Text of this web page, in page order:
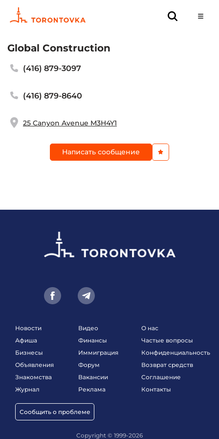
Global Construction
(416) 879-3097
(416) 879-8640
25 Canyon Avenue M3H4Y1
Написать сообщение
Новости
Афиша
Бизнесы
Объявления
Знакомства
Журнал
Сообщить о проблеме
Видео
Финансы
Иммиграция
Форум
Вакансии
Реклама
О нас
Частые вопросы
Конфиденциальность
Возврат средств
Соглашение
Контакты
Copyright © 1999-2026